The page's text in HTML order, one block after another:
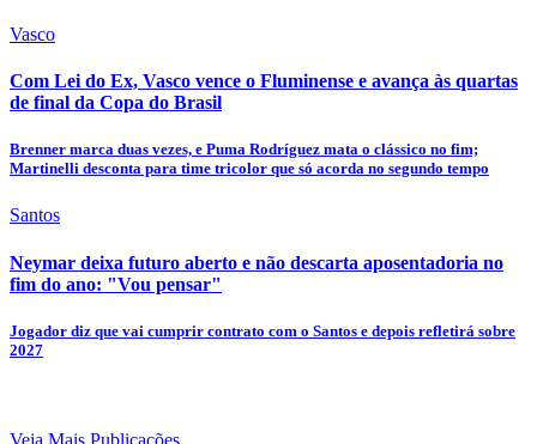
Vasco
Com Lei do Ex, Vasco vence o Fluminense e avança às quartas
de final da Copa do Brasil
Brenner marca duas vezes, e Puma Rodríguez mata o clássico no fim;
Martinelli desconta para time tricolor que só acorda no segundo tempo
Santos
Neymar deixa futuro aberto e não descarta aposentadoria no
fim do ano: "Vou pensar"
Jogador diz que vai cumprir contrato com o Santos e depois refletirá sobre
2027
Veja Mais Publicações